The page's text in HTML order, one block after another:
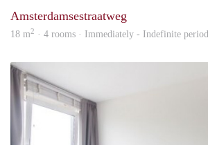
Amsterdamsestraatweg
18 m2 · 4 rooms · Immediately - Indefinite period